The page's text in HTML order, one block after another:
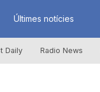
Últimes notícies
Daily Radio News